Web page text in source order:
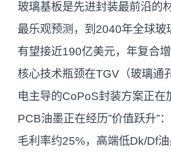
玻璃基板是先进封装最前沿
最乐观预测，到2040年全球玻
有望接近190亿美元，年复合增
核心技术瓶颈在TGV（玻璃通
电主导的CoPoS封装方案正在
PCB油墨正在经历”价值跃升”
毛利率约25%，高端低Dk/Df油